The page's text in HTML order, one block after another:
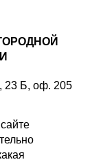
23 Б, оф. 205